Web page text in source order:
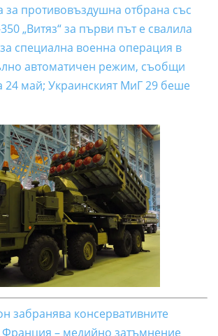
за противовъздушна отбрана със
„Витяз“ за първи път е свалила
специална военна операция в
автоматичен режим, съобщи
24 май; Украинският МиГ 29 беше
забранява консервативните
– медийно затъмнение